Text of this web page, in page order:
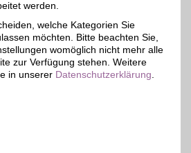
Beim bekannten Drogerie-
Markt eine Vielzahl an
Produkten des täglichen
Bedarfs mit zahlreichen
Eigenmarken und einem
werden.
welche Kategorien Sie
möchten. Bitte beachten Sie,
womöglich nicht mehr alle
zur Verfügung stehen. Weitere
in unserer Datenschutzerklärung